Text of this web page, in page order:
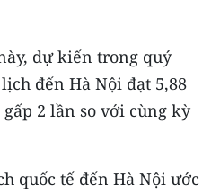
dự kiến trong quý
đến Hà Nội đạt 5,88
2 lần so với cùng kỳ
quốc tế đến Hà Nội ước